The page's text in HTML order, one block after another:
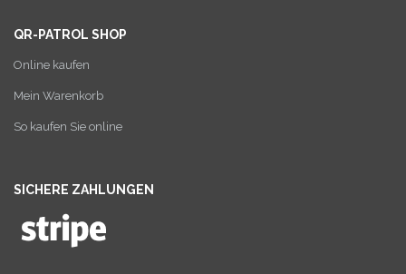
QR-PATROL SHOP
Online kaufen
Mein Warenkorb
So kaufen Sie online
SICHERE ZAHLUNGEN